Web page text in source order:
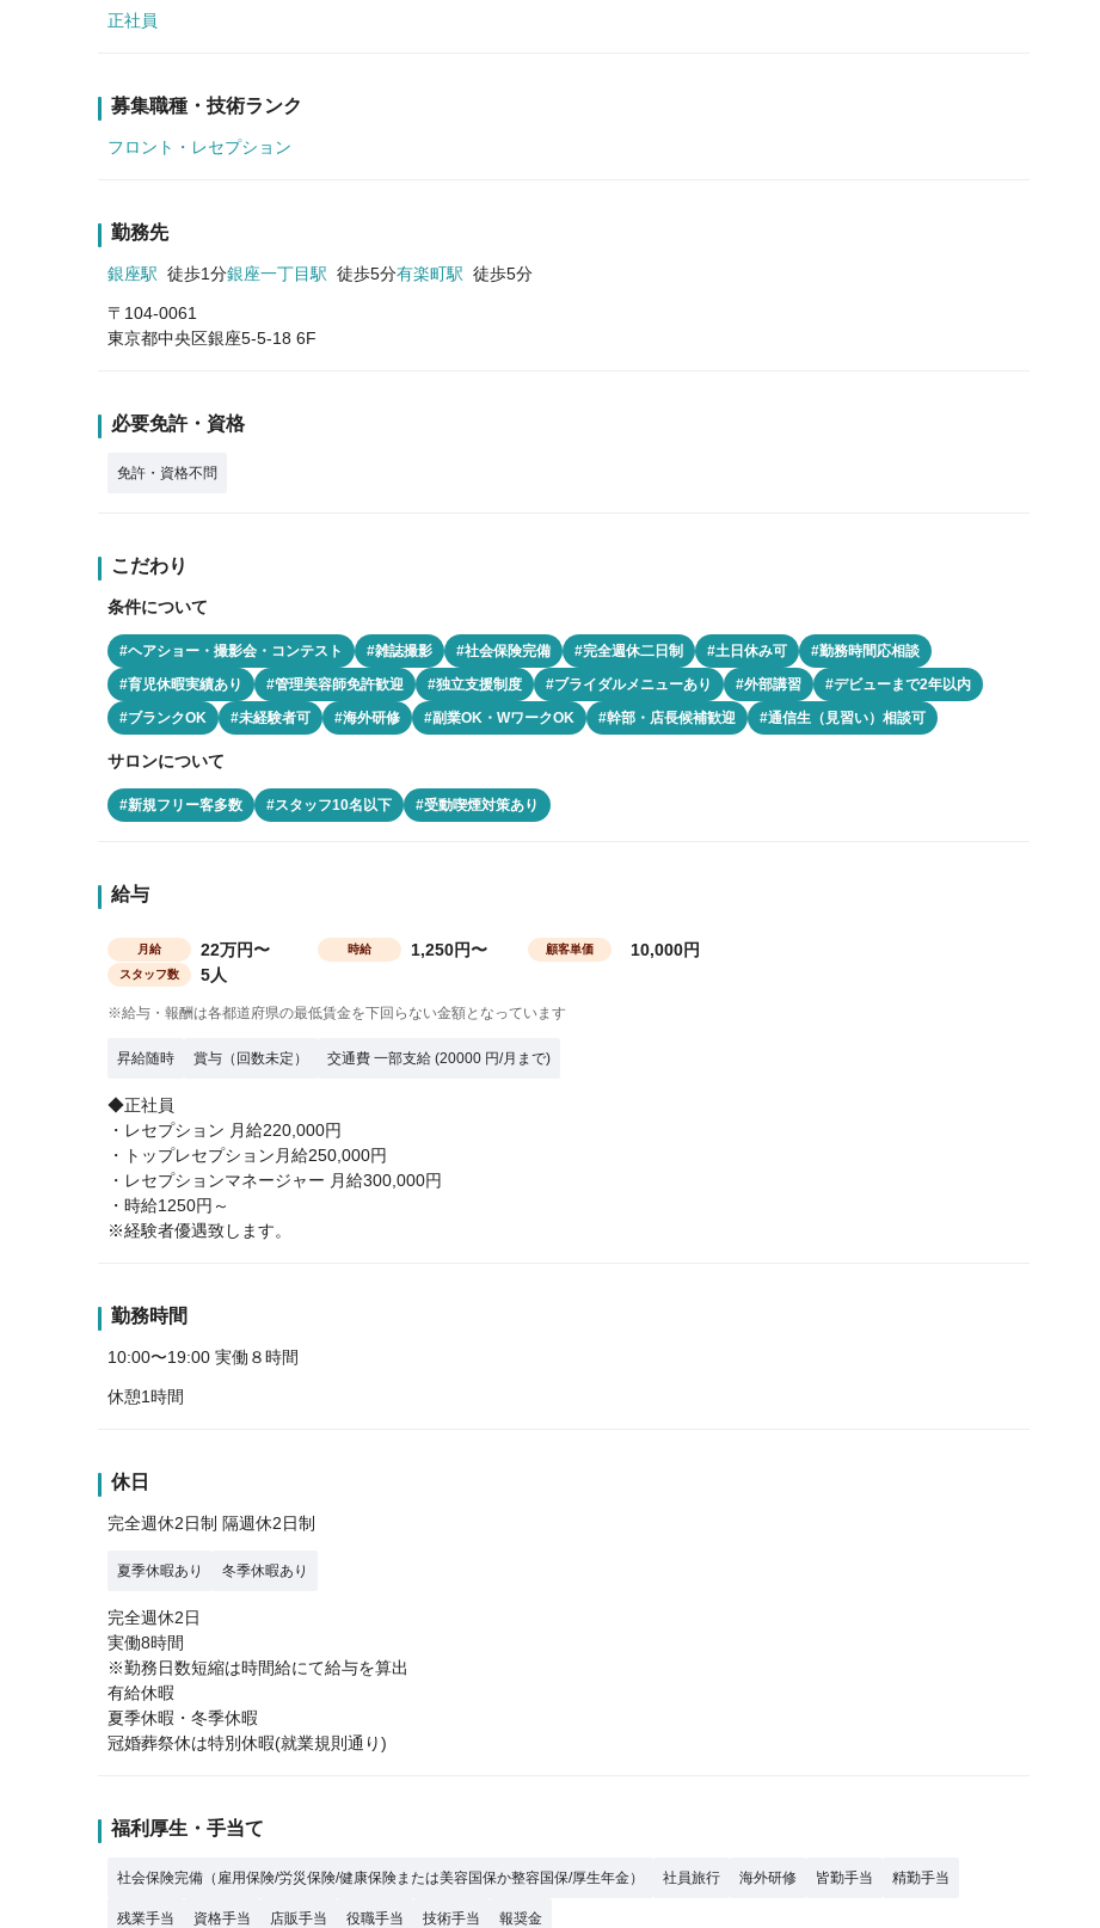
正社員
募集職種・技術ランク
フロント・レセプション
勤務先
銀座駅 徒歩1分銀座一丁目駅 徒歩5分有楽町駅 徒歩5分
〒104-0061
東京都中央区銀座5-5-18 6F
必要免許・資格
免許・資格不問
こだわり
条件について
#ヘアショー・撮影会・コンテスト #雑誌撮影 #社会保険完備 #完全週休二日制 #土日休み可
#勤務時間応相談
#育児休暇実績あり
#管理美容師免許歓迎 #独立支援制度 #ブライダルメニューあり #外部講習
#デビューまで2年以内
#ブランクOK
#未経験者可 #海外研修 #副業OK・WワークOK #幹部・店長候補歓迎 #通信生（見習い）相談可
サロンについて
#新規フリー客多数 #スタッフ10名以下 #受動喫煙対策あり
給与
月給 22万円〜 時給 1,250円〜 顧客単価 10,000円
スタッフ数 5人
※給与・報酬は各都道府県の最低賃金を下回らない金額となっています
昇給随時 賞与（回数未定） 交通費 一部支給 (20000 円/月まで)
◆正社員
・レセプション 月給220,000円
・トップレセプション月給250,000円
・レセプションマネージャー 月給300,000円
・時給1250円～
※経験者優遇致します。
勤務時間
10:00〜19:00 実働８時間
休憩1時間
休日
完全週休2日制 隔週休2日制
夏季休暇あり 冬季休暇あり
完全週休2日
実働8時間
※勤務日数短縮は時間給にて給与を算出
有給休暇
夏季休暇・冬季休暇
冠婚葬祭休は特別休暇(就業規則通り)
福利厚生・手当て
社会保険完備（雇用保険/労災保険/健康保険または美容国保か整容国保/厚生年金） 社員旅行 海外研修 皆勤手当 精勤手当
残業手当 資格手当 店販手当 役職手当 技術手当 報奨金